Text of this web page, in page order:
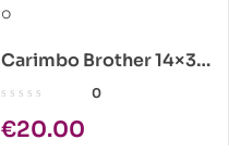
Carimbo Brother 14×38
Rf: 1438
elho
0
€20.00